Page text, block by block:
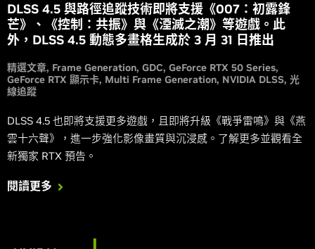
DLSS 4.5 與路徑追蹤技術即將支援《007：初露鋒
芒》、《控制：共振》與《湮滅之潮》等遊戲。此
外，DLSS 4.5 動態多畫格生成於 3 月 31 日推出
精選文章 Frame Generation GDC GeForce RTX 50 Series
GeForce RTX 顯示卡 Multi Frame Generation NVIDIA DLSS 光
線追蹤
DLSS 4.5 也即將支援更多遊戲，且即將升級《戰爭雷鳴》與《燕
雲十六聲》，進一步強化影像畫質與沉浸感。了解更多並觀看全
新獨家 RTX 預告。
閱讀更多